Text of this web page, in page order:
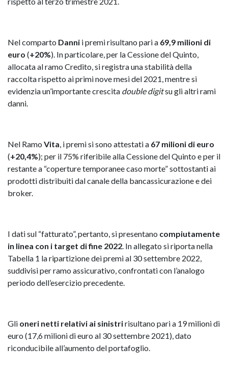
Nel comparto Danni i premi risultano pari a 69,9 milioni di
euro (+20%). In particolare, per la Cessione del Quinto,
allocata al ramo Credito, si registra una stabilità della
raccolta rispetto ai primi nove mesi del 2021, mentre si
evidenzia un’importante crescita double digitsu gli altri rami
danni.
Nel Ramo Vita, i premi si sono attestati a 67 milioni di euro
(+20,4%); per il 75% riferibile alla Cessione del Quinto e per il
restante a “coperture temporanee caso morte” sottostanti ai
prodotti distribuiti dal canale della bancassicurazione e dei
broker.
I dati sul “fatturato”, pertanto, si presentano compiutamente
in linea con i target di fine 2022. In allegato si riporta nella
Tabella 1 la ripartizione dei premi al 30 settembre 2022,
suddivisi per ramo assicurativo, confrontati con l’analogo
periodo dell’esercizio precedente.
Gli oneri netti relativi ai sinistririsultano pari a 19 milioni di
euro (17,6 milioni di euro al 30 settembre 2021), dato
riconducibile all’aumento del portafoglio.